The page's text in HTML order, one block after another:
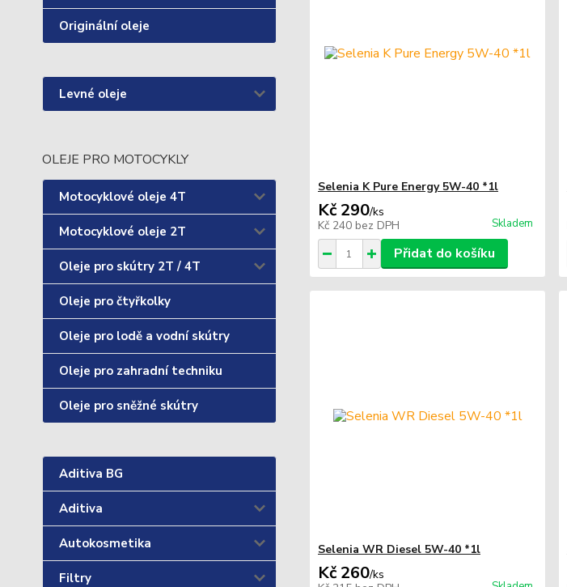
Originální oleje
Levné oleje
OLEJE PRO MOTOCYKLY
Motocyklové oleje 4T
Motocyklové oleje 2T
Oleje pro skútry 2T / 4T
Oleje pro čtyřkolky
Oleje pro lodě a vodní skútry
Oleje pro zahradní techniku
Oleje pro sněžné skútry
Aditiva BG
Aditiva
Autokosmetika
Filtry
Selenia K Pure Energy 5W-40 *1l
Kč 290/ks
Kč 240 bez DPH Skladem
Přidat do košíku
Selenia WR Diesel 5W-40 *1l
Kč 260/ks